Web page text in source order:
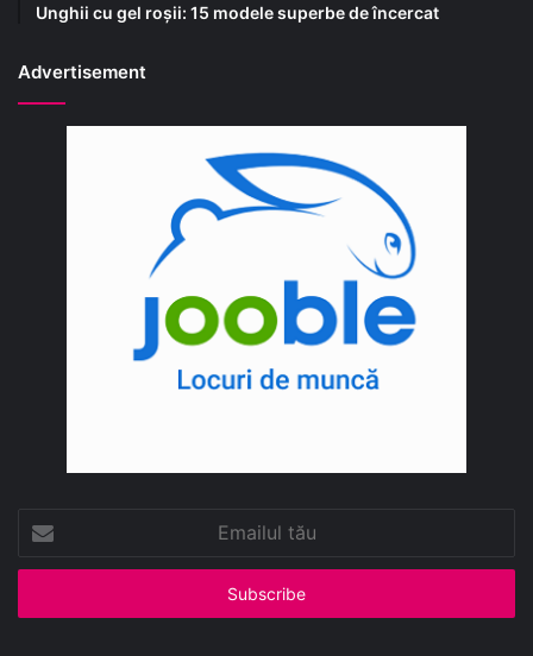
Unghii cu gel roșii: 15 modele superbe de încercat
Advertisement
Emailul
tău